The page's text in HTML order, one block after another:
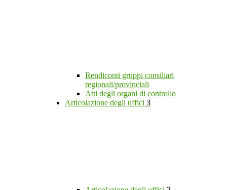
Rendiconti gruppi consiliari
regionali/provinciali
Atti degli organi di controllo
Articolazione degli uffici 3